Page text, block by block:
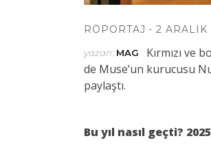
RÖPORTAJ 2 ARALIK
yazan: MAG
Kırmızı ve
de Muse’un kurucusu
paylaştı.
Bu yıl nasıl geçti?